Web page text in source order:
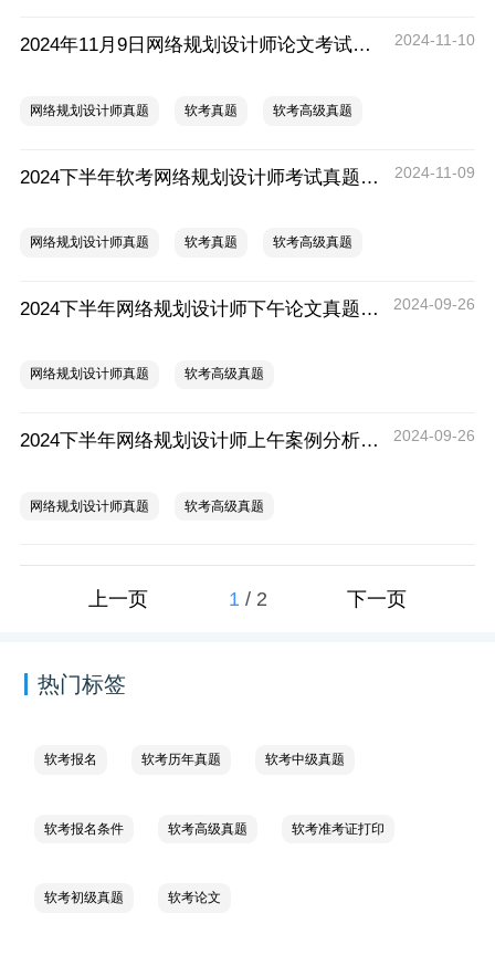
2024年11月9日网络规划设计师论文考试真题 2024-11-10
网络规划设计师真题 软考真题 软考高级真题
2024下半年软考网络规划设计师考试真题考情分析 2024-11-09
网络规划设计师真题 软考真题 软考高级真题
2024下半年网络规划设计师下午论文真题及答案 2024-09-26
网络规划设计师真题 软考高级真题
2024下半年网络规划设计师上午案例分析真题及答案 2024-09-26
网络规划设计师真题 软考高级真题
上一页 1 / 2 下一页
热门标签
软考报名 软考历年真题 软考中级真题
软考报名条件 软考高级真题 软考准考证打印
软考初级真题 软考论文